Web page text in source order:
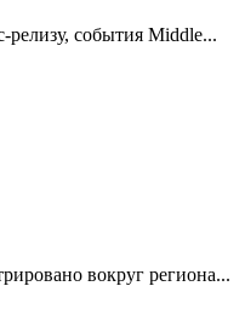
события Middle...
вокруг региона...